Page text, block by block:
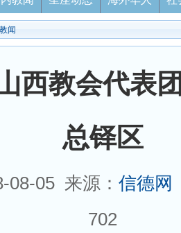
闻
西教会代表
总铎区
08-05 来源： 信德网
702